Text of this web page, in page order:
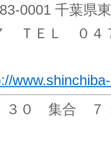
0001 千葉県
ＴＥＬ ０４
３０ 集合 ７